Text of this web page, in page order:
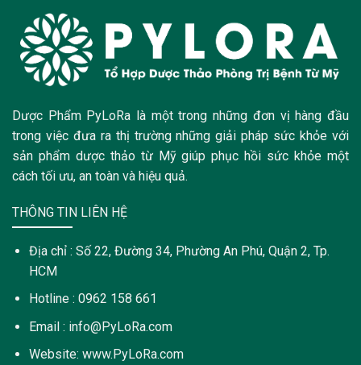
Dược Phẩm PyLoRa là một trong những đơn vị hàng đầu
trong việc đưa ra thị trường những giải pháp sức khỏe với
sản phẩm dược thảo từ Mỹ giúp phục hồi sức khỏe một
cách tối ưu, an toàn và hiệu quả.
THÔNG TIN LIÊN HỆ
Địa chỉ : Số 22, Đường 34, Phường An Phú, Quận 2, Tp.
HCM
Hotline : 0962 158 661
Email : info@PyLoRa.com
Website: www.PyLoRa.com